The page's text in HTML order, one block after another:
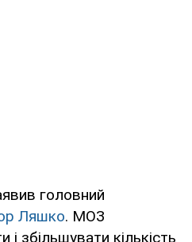
головний
Ляшко. МОЗ
збільшувати кількість